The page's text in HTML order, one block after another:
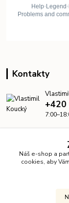
Kontakty
Náš e-shop a
cookies, aby